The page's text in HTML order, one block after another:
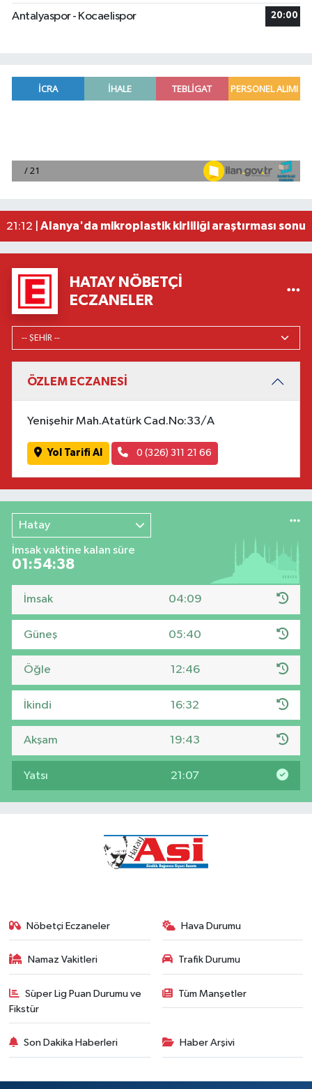
Antalyaspor - Kocaelispor 20:00
22:44 |
2026 Air Badminton Türkiye Şampiyonası,
21:12 | Alanya'da mikroplastik kirliliği araştırması
HATAY NÖBETÇI
ECZANELER
ÖZLEM ECZANESİ
Yenişehir Mah.Atatürk Cad.No:33/A
Yol Tarifi Al 0 (326) 311 21 66
Hatay
İmsak vaktine kalan süre
01:54:37
İmsak 04:09
Güneş 05:40
Öğle 12:46
İkindi 16:32
Akşam 19:43
Yatsı 21:07
Nöbetçi Eczaneler Hava Durumu
Namaz Vakitleri Trafik Durumu
Süper Lig Puan Durumu ve
Fikstür
Tüm Manşetler
Son Dakika Haberleri Haber Arşivi